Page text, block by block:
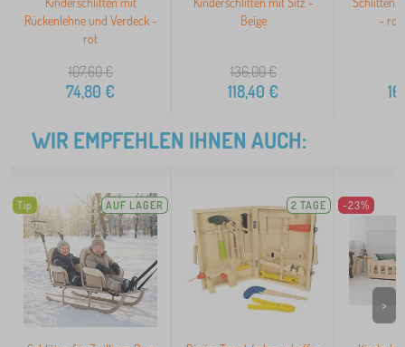
Rückenlehne und Verdeck -
rot
107,60€
74,80 €
Beige
136,00€
118,40 €
-
WIR EMPFEHLEN IHNEN AUCH:
Tip AUF LAGER 2 TAGE -23%
>